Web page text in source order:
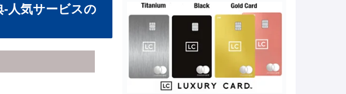
人気サービスの